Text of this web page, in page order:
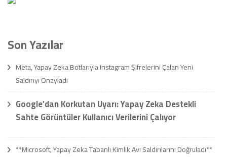
Son Yazılar
Meta, Yapay Zeka Botlarıyla Instagram Şifrelerini Çalan Yeni
Saldırıyı Onayladı
Google’dan Korkutan Uyarı: Yapay Zeka Destekli
Sahte Görüntüler Kullanıcı Verilerini Çalıyor
**Microsoft, Yapay Zeka Tabanlı Kimlik Avı Saldırılarını Doğruladı**